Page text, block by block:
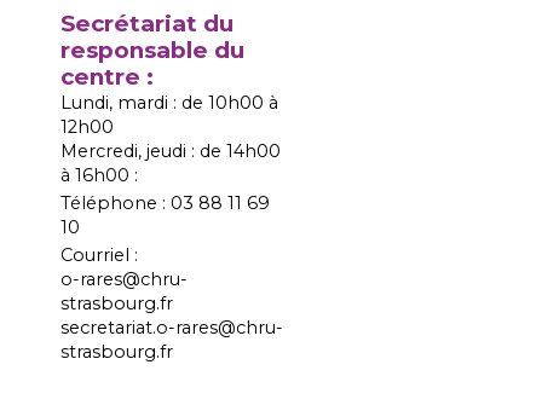
Secrétariat du
responsable du
centre :
Lundi, mardi : de 10h00 à
12h00
Mercredi, jeudi : de 14h00
à 16h00 :
Téléphone : 03 88 11 69
10
Courriel :
o-rares@chru-
strasbourg.fr
secretariat.o-rares@chru-
strasbourg.fr